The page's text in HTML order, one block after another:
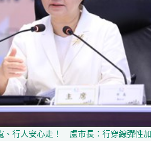
、行人安心走！ 盧市長：行穿線彈性加